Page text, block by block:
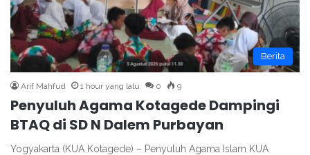
Berita
Arif Mahfud 1 hour yang lalu 0 9
Penyuluh Agama Kotagede Dampingi
BTAQ di SD N Dalem Purbayan
Yogyakarta (KUA Kotagede) – Penyuluh Agama Islam KUA